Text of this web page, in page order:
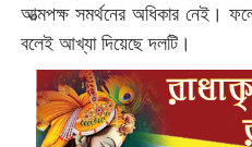
আত্মপক্ষ সমর্থনের অধিকার নেই।
বলেই আখ্যা দিয়েছে দলটি।